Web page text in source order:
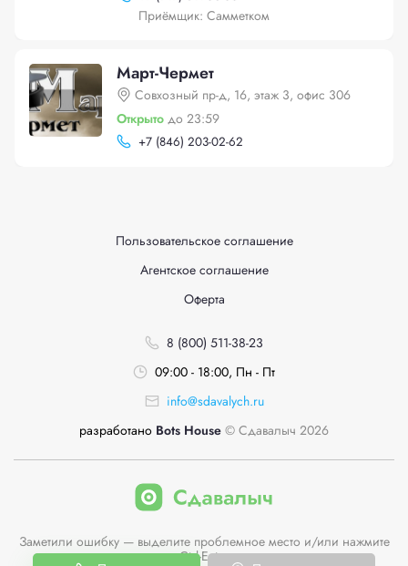
Приёмщик: Самметком
Март-Чермет
Совхозный пр-д, 16, этаж 3, офис 306
Открыто до 23:59
+7 (846) 203-02-62
Пользовательское соглашение
Агентское соглашение
Оферта
8 (800) 511-38-23
09:00 - 18:00, Пн - Пт
info@sdavalych.ru
разработано Bots House © Сдавалыч 2026
Заметили ошибку — выделите проблемное место и/или нажмите
Ctrl-Enter